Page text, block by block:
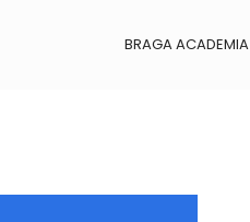
BRAGA ACADEMIA